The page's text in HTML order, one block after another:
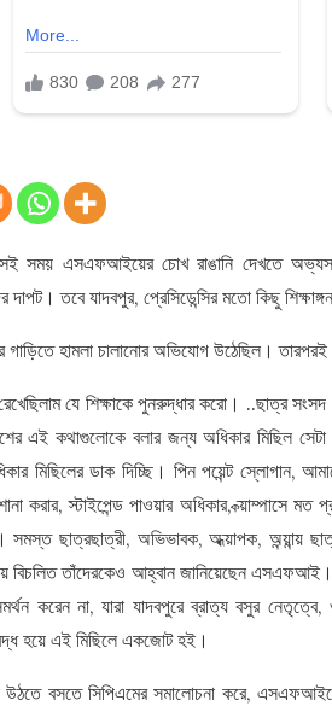
সময় এসএফআইয়ের চোখ রাঙানি দেখতে
দাপট। তবে যাদবপুর, প্রেসিডেন্সির মতো কিছু
গাড়িতে হামলা চালানোর অভিযোগ উঠেছিল।
যে শিক্ষাকে পুনরুদ্ধার করো। ..ছাত্র সংসদ
এই কথাগুলোকে বলার জন্য অধিকার মিছিল সেটা
মিছিলের ডাক দিচ্ছি। পিন পয়েন্ট স্লোগান,
করার, স্টাইপেন্ড পাওয়ার অধিকার, ক্য়াম্পাসে মত
ছাত্রছাত্রী, অভিভাবক, অধ্য়াপক, অন্য়ান্য়
বিচলিত তাঁদেরকেও আহ্বান জানিয়েছেন
করেন না, যারা যাদবপুরে ব্রাত্য বসুর নেতৃত্বে,
হয়ে এই মিছিলে একজোট হই।
বসতে সিপিএমের সমালোচনা করে,